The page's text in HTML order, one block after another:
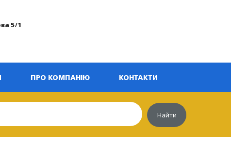
5/1
ПРО КОМПАНІЮ КОНТАКТИ
Найти